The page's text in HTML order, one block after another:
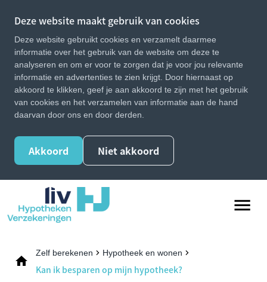
Deze website maakt gebruik van cookies
Deze website gebruikt cookies en verzamelt daarmee
informatie over het gebruik van de website om deze te
analyseren en om er voor te zorgen dat je voor jou relevante
informatie en advertenties te zien krijgt. Door hiernaast op
akkoord te klikken, geef je aan akkoord te zijn met het gebruik
van cookies en het verzamelen van informatie aan de hand
daarvan door ons en door derden.
Akkoord Niet akkoord
Zelf berekenen Hypotheek en wonen
Kan ik besparen op mijn hypotheek?